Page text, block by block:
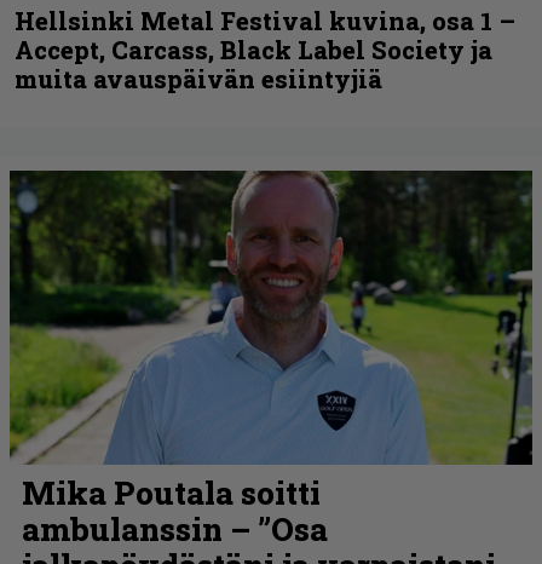
Hellsinki Metal Festival kuvina, osa 1 –
Accept, Carcass, Black Label Society ja
muita avauspäivän esiintyjiä